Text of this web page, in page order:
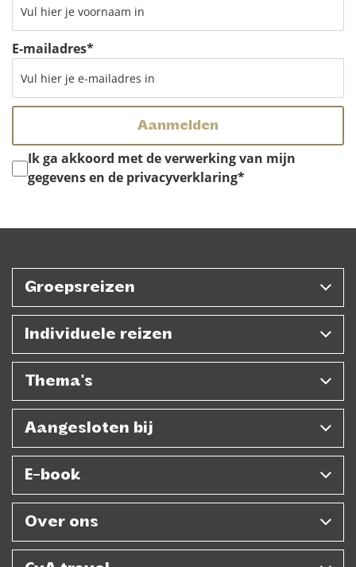
Instemming*
Ik ga akkoord met de verwerking van mijn
gegevens en de privacyverklaring*
E-mailadres*
Groepsreizen
Individuele reizen
Thema's
Aangesloten bij
E-book
Over ons